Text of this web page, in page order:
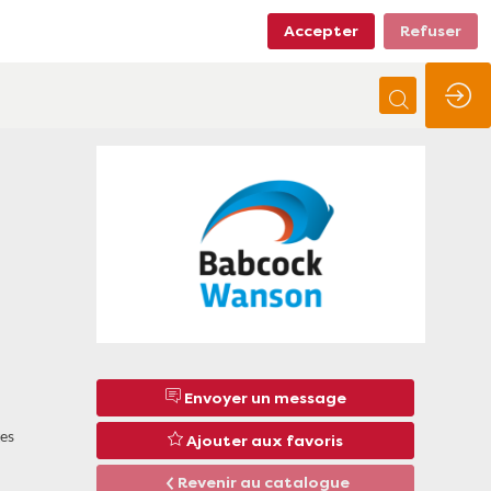
Envoyer un message
Ajouter aux favoris
Revenir au catalogue
Accepter Refuser